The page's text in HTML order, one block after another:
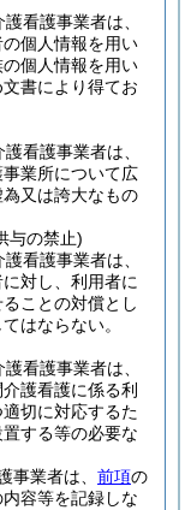
看護事業者は、
個人情報を用い
個人情報を用い
書により得てお
看護事業者は、
業所について広
又は誇大なもの
与の禁止)
看護事業者は、
対し、利用者に
ことの対償とし
はならない。
看護事業者は、
護看護に係る利
切に対応するた
する等の必要な
事業者は、 前項の
容等を記録しな